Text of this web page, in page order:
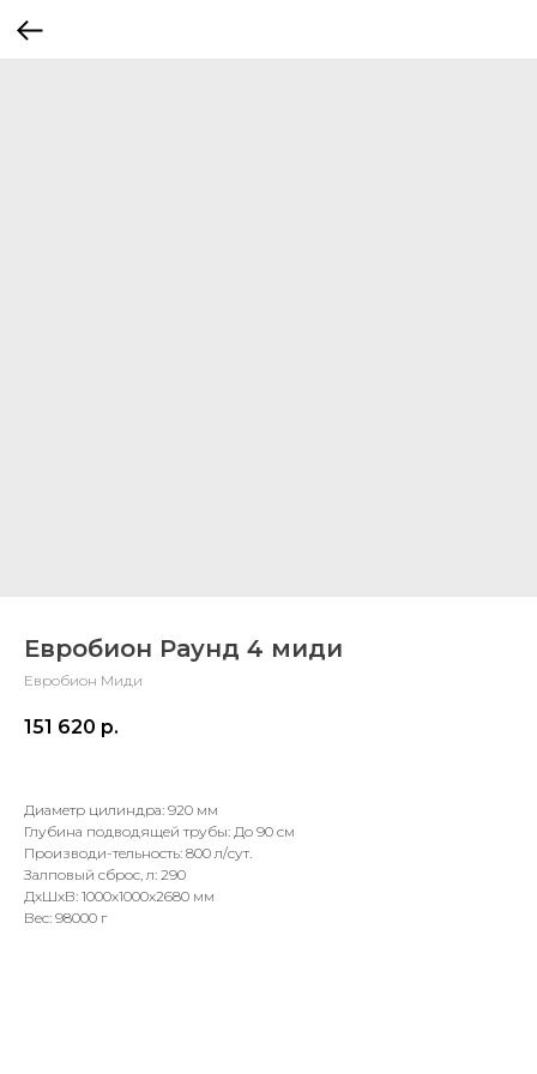
Евробион Раунд 4 миди
Евробион Миди
151 620 р.
Диаметр цилиндра: 920 мм
Глубина подводящей трубы: До 90 см
Производи-тельность: 800 л/сут.
Залповый сброс, л: 290
ДxШxВ: 1000x1000x2680 мм
Вес: 98000 г